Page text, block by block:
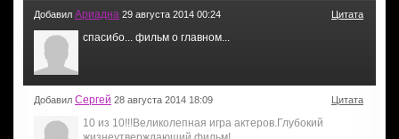
Добавил Ариадна 29 августа 2014 00:24 Цитата
спасибо... фильм о главном...
Добавил Сергей 28 августа 2014 18:09 Цитата
10 из 10!!!Великолепная игра актеров.Глубокий